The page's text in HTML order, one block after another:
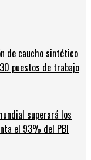
de caucho sintético
puestos de trabajo
superará los
el 93% del PBI